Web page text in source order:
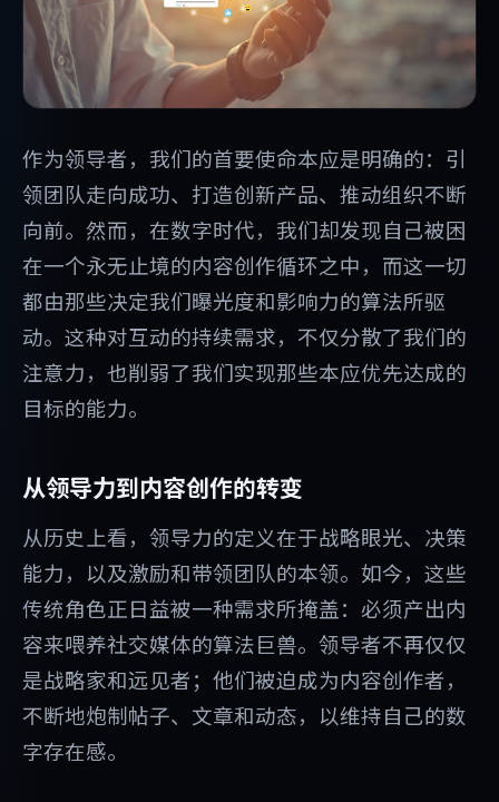
作为领导者，我们的首要使命本应是明确的：引
领团队走向成功、打造创新产品、推动组织不断
向前。然而，在数字时代，我们却发现自己被困
在一个永无止境的内容创作循环之中，而这一切
都由那些决定我们曝光度和影响力的算法所驱
动。这种对互动的持续需求，不仅分散了我们的
注意力，也削弱了我们实现那些本应优先达成的
目标的能力。
从领导力到内容创作的转变
从历史上看，领导力的定义在于战略眼光、决策
能力，以及激励和带领团队的本领。如今，这些
传统角色正日益被一种需求所掩盖：必须产出内
容来喂养社交媒体的算法巨兽。领导者不再仅仅
是战略家和远见者；他们被迫成为内容创作者，
不断地炮制帖子、文章和动态，以维持自己的数
字存在感。